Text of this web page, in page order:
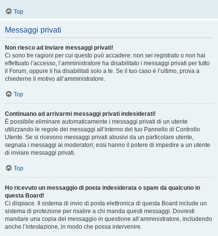
Top
Messaggi privati
Non riesco ad inviare messaggi privati!
Ci sono tre ragioni per cui questo può accadere: non sei registrato o non hai
effettuato l’accesso, l’amministratore ha disabilitato i messaggi privati per tutto
il Forum, oppure li ha disabilitati solo a te. Se il tuo caso è l’ultimo, prova a
chiederne il motivo all’amministratore.
Top
Continuano ad arrivarmi messaggi privati indesiderati!
È possibile eliminare automaticamente i messaggi privati ​​di un utente
utilizzando le regole dei messaggi all’interno del tuo Pannello di Controllo
Utente. Se si ricevono messaggi privati ​​abusivi da un particolare utente,
segnala i messaggi ai moderatori; essi hanno il potere di impedire a un utente
di inviare messaggi privati​​.
Top
Ho ricevuto un messaggio di posta indesiderata o spam da qualcuno in
questa Board!
Ci dispiace. Il sistema di invio di posta elettronica di questa Board include un
sistema di protezione per risalire a chi manda questi messaggi. Dovresti
mandare una copia del messaggio in questione all’amministratore, includendo
anche l’intestazione, in modo che possa intervenire.